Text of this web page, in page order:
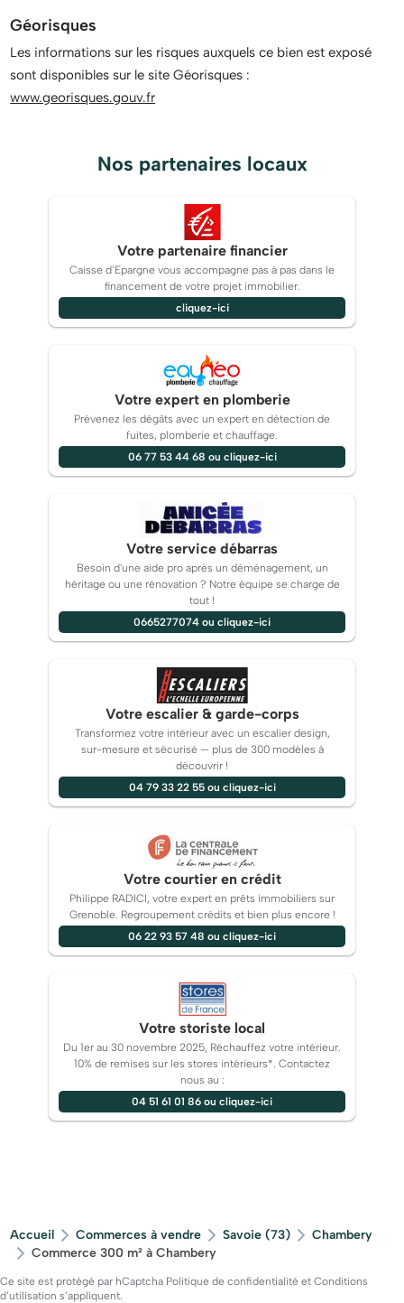
Informations sur les parkings :
Parking à proximité
Géorisques
Les informations sur les risques auxquels ce bien est exposé
sont disponibles sur le site Géorisques :
www.georisques.gouv.fr
Nos partenaires locaux
Votre partenaire financier
Caisse d’Epargne vous accompagne pas à pas dans le
financement de votre projet immobilier.
cliquez-ici
Votre expert en plomberie
Prévenez les dégâts avec un expert en détection de
fuites, plomberie et chauffage.
06 77 53 44 68 ou cliquez-ici
Votre service débarras
Besoin d'une aide pro après un déménagement, un
héritage ou une rénovation ? Notre équipe se charge de
tout !
0665277074 ou cliquez-ici
Votre escalier & garde-corps
Transformez votre intérieur avec un escalier design,
sur-mesure et sécurisé — plus de 300 modèles à
découvrir !
04 79 33 22 55 ou cliquez-ici
Votre courtier en crédit
Philippe RADICI, votre expert en prêts immobiliers sur
Grenoble. Regroupement crédits et bien plus encore !
06 22 93 57 48 ou cliquez-ici
Votre storiste local
Du 1er au 30 novembre 2025, Réchauffez votre intérieur.
10% de remises sur les stores intérieurs*. Contactez
nous au :
04 51 61 01 86 ou cliquez-ici
Accueil Commerces à vendre Savoie (73)
Chambery
Commerce 300 m² à Chambery
Ce site est protégé par hCaptcha Politique de confidentialité et Conditions
d’utilisation s’appliquent.